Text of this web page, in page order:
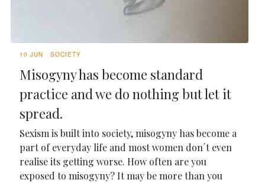
10 JUN SOCIETY
Misogyny has become standard
practice and we do nothing but let it
spread.
Sexism is built into society, misogyny has become a
part of everyday life and most women don´t even
realise its getting worse. How often are you
exposed to misogyny? It may be more than you